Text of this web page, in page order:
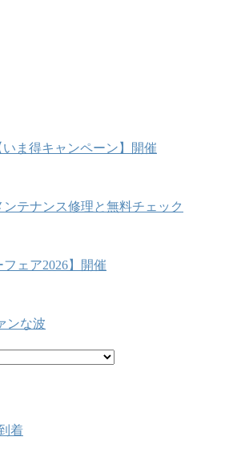
ま得キャンペーン】開催
テナンス修理と無料チェック
フェア2026】開催
ンな波
着